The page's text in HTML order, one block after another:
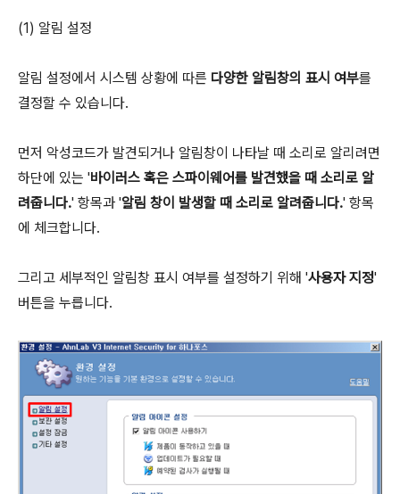
(1) 알림 설정
알림 설정에서 시스템 상황에 따른 다양한 알림창의 표시 여부를
결정할 수 있습니다.
먼저 악성코드가 발견되거나 알림창이 나타날 때 소리로 알리려면
하단에 있는 '바이러스 혹은 스파이웨어를 발견했을 때 소리로 알
려줍니다.' 항목과 '알림 창이 발생할 때 소리로 알려줍니다.' 항목
에 체크합니다.
그리고 세부적인 알림창 표시 여부를 설정하기 위해 '사용자 지정'
버튼을 누릅니다.